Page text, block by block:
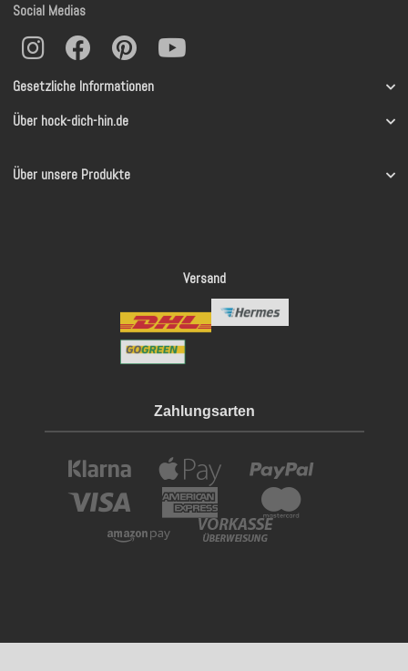
Gesetzliche Informationen
Über hock-dich-hin.de
Über unsere Produkte
Social Medias
Versand
Zahlungsarten